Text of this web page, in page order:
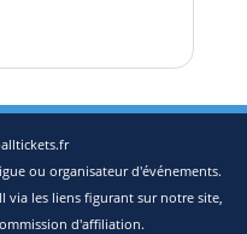
ou organisateur d'événements.
via les liens figurant sur notre site,
d'affiliation.